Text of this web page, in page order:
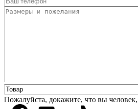
Пожалуйста, докажите, что вы